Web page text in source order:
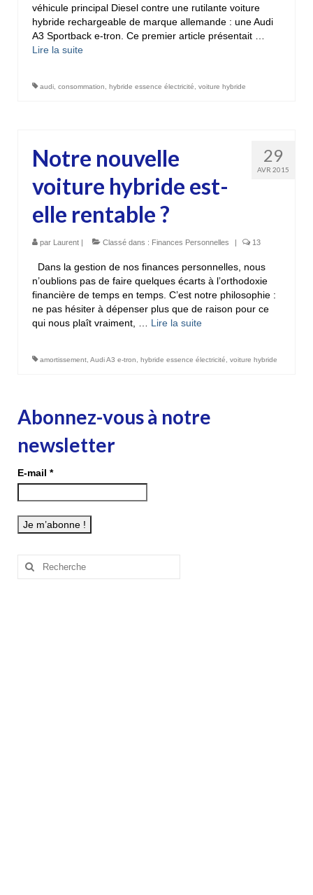
véhicule principal Diesel contre une rutilante voiture
hybride rechargeable de marque allemande : une Audi
A3 Sportback e-tron. Ce premier article présentait …
Lire la suite­­
audi consommation hybride essence électricité voiture hybride
29
AVR 2015
Notre nouvelle
voiture hybride est-
elle rentable ?
par Laurent | Classé dans : Finances Personnelles | 13
Dans la gestion de nos finances personnelles, nous
n’oublions pas de faire quelques écarts à l’orthodoxie
financière de temps en temps. C’est notre philosophie :
ne pas hésiter à dépenser plus que de raison pour ce
qui nous plaît vraiment, … Lire la suite­­
amortissement Audi A3 e-tron hybride essence électricité voiture hybride
Abonnez-vous à notre
newsletter
E-mail *
Rechercher